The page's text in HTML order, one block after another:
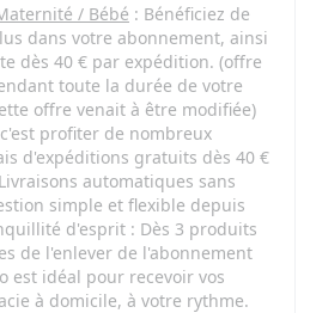
/ Bébé : Bénéficiez de
dans votre abonnement, ainsi
dès 40 € par expédition. (offre
toute la durée de votre
offre venait à être modifiée)
profiter de nombreux
d'expéditions gratuits dès 40 €
automatiques sans
simple et flexible depuis
d'esprit : Dès 3 produits
de l'enlever de l'abonnement
est idéal pour recevoir vos
à domicile, à votre rythme.